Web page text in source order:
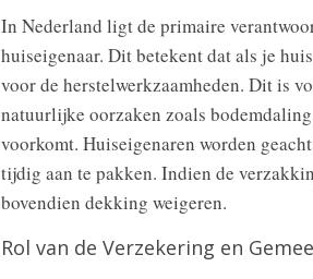
In Nederland ligt de primaire
huiseigenaar. Dit betekent dat als je
voor de herstelwerkzaamheden. Dit is
natuurlijke oorzaken zoals
voorkomt. Huiseigenaren worden
tijdig aan te pakken. Indien de
bovendien dekking weigeren.
Rol van de Verzekering en